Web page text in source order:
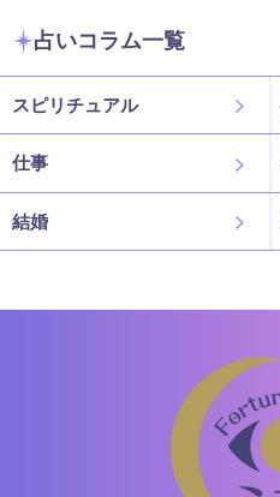
占いコラム一覧
スピリチュアル
仕事
結婚